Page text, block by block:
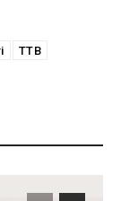
TTB